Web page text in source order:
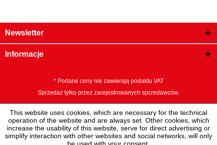
Newsletter
Informacje
* Podane ceny nie zawierają podaktu VAT
Sprzedaż tylko przez zarejestrowanych sprzedawców.
This website uses cookies, which are necessary for the technical
operation of the website and are always set. Other cookies, which
increase the usability of this website, serve for direct advertising or
simplify interaction with other websites and social networks, will only